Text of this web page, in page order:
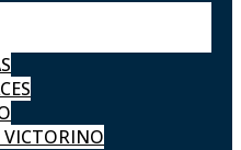
VICTORINO